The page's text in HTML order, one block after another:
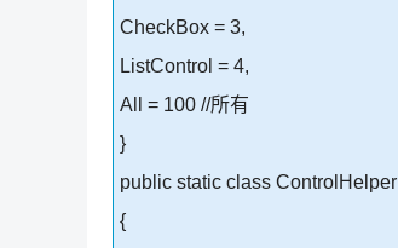
CheckBox = 3,
ListControl = 4,
All = 100 //所有
}
public static class ControlHelper
{